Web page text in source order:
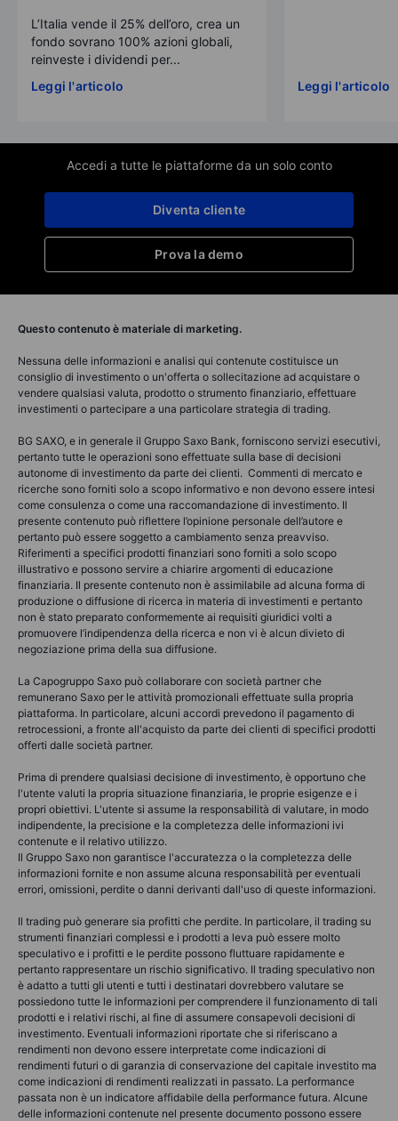
L’Italia vende il 25% dell’oro, crea un
fondo sovrano 100% azioni globali,
reinveste i dividendi per...
Leggi l'articolo
Leggi l'articolo
Accedi a tutte le piattaforme da un solo conto
Prova la demo
Diventa cliente
Questo contenuto è materiale di marketing.
Nessuna delle informazioni e analisi qui contenute costituisce un
consiglio di investimento o un'offerta o sollecitazione ad acquistare o
vendere qualsiasi valuta, prodotto o strumento finanziario, effettuare
investimenti o partecipare a una particolare strategia di trading.
BG SAXO, e in generale il Gruppo Saxo Bank, forniscono servizi esecutivi,
pertanto tutte le operazioni sono effettuate sulla base di decisioni
autonome di investimento da parte dei clienti. Commenti di mercato e
ricerche sono forniti solo a scopo informativo e non devono essere intesi
come consulenza o come una raccomandazione di investimento. Il
presente contenuto può riflettere l’opinione personale dell’autore e
pertanto può essere soggetto a cambiamento senza preavviso.
Riferimenti a specifici prodotti finanziari sono forniti a solo scopo
illustrativo e possono servire a chiarire argomenti di educazione
finanziaria. Il presente contenuto non è assimilabile ad alcuna forma di
produzione o diffusione di ricerca in materia di investimenti e pertanto
non è stato preparato conformemente ai requisiti giuridici volti a
promuovere l’indipendenza della ricerca e non vi è alcun divieto di
negoziazione prima della sua diffusione.
La Capogruppo Saxo può collaborare con società partner che
remunerano Saxo per le attività promozionali effettuate sulla propria
piattaforma. In particolare, alcuni accordi prevedono il pagamento di
retrocessioni, a fronte all'acquisto da parte dei clienti di specifici prodotti
offerti dalle società partner.
Prima di prendere qualsiasi decisione di investimento, è opportuno che
l'utente valuti la propria situazione finanziaria, le proprie esigenze e i
propri obiettivi. L'utente si assume la responsabilità di valutare, in modo
indipendente, la precisione e la completezza delle informazioni ivi
contenute e il relativo utilizzo.
Il Gruppo Saxo non garantisce l'accuratezza o la completezza delle
informazioni fornite e non assume alcuna responsabilità per eventuali
errori, omissioni, perdite o danni derivanti dall'uso di queste informazioni.
Il trading può generare sia profitti che perdite. In particolare, il trading su
strumenti finanziari complessi e i prodotti a leva può essere molto
speculativo e i profitti e le perdite possono fluttuare rapidamente e
pertanto rappresentare un rischio significativo. Il trading speculativo non
è adatto a tutti gli utenti e tutti i destinatari dovrebbero valutare se
possiedono tutte le informazioni per comprendere il funzionamento di tali
prodotti e i relativi rischi, al fine di assumere consapevoli decisioni di
investimento. Eventuali informazioni riportate che si riferiscano a
rendimenti non devono essere interpretate come indicazioni di
rendimenti futuri o di garanzia di conservazione del capitale investito ma
come indicazioni di rendimenti realizzati in passato. La performance
passata non è un indicatore affidabile della performance futura. Alcune
delle informazioni contenute nel presente documento possono essere